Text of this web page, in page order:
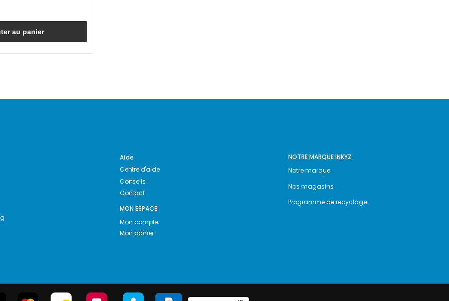
au panier
Aide
Centre d'aide
Conseils
Contact
MON ESPACE
Mon compte
Mon panier
NOTRE MARQUE INKYZ
Notre marque
Nos magasins
Programme de recyclage